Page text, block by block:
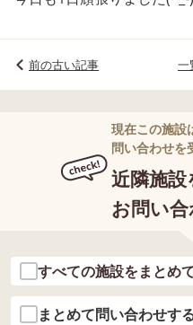
前の古い記事 一
現在この施設
問い合わせを
近隣施
お問い
すべての施設をまとめ
まとめて問い合わせす